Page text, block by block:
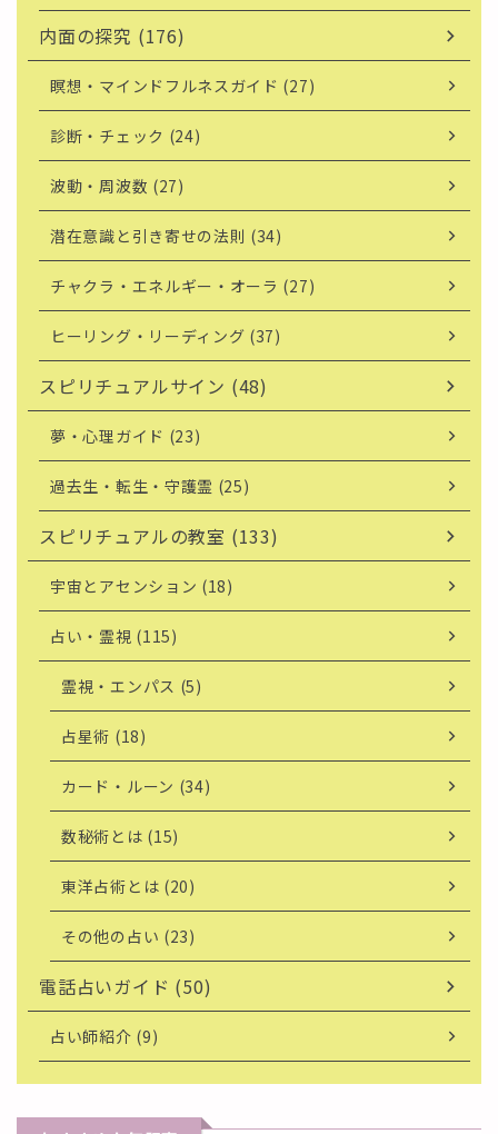
内面の探究 (176)
瞑想・マインドフルネスガイド (27)
診断・チェック (24)
波動・周波数 (27)
潜在意識と引き寄せの法則 (34)
チャクラ・エネルギー・オーラ (27)
ヒーリング・リーディング (37)
スピリチュアルサイン (48)
夢・心理ガイド (23)
過去生・転生・守護霊 (25)
スピリチュアルの教室 (133)
宇宙とアセンション (18)
占い・霊視 (115)
霊視・エンパス (5)
占星術 (18)
カード・ルーン (34)
数秘術とは (15)
東洋占術とは (20)
その他の占い (23)
電話占いガイド (50)
占い師紹介 (9)